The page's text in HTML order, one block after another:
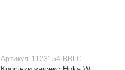
Артикул: 1123154-BBLC